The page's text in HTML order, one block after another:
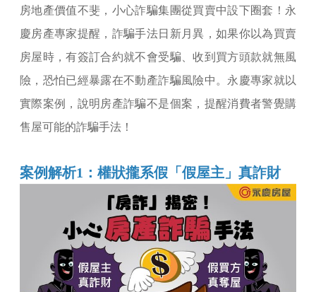
房地產價值不斐，小心詐騙集團從買賣中設下圈套！永
慶房產專家提醒，詐騙手法日新月異，如果你以為買賣
房屋時，有簽訂合約就不會受騙、收到買方頭款就無風
險，恐怕已經暴露在不動產詐騙風險中。永慶專家就以
實際案例，說明房產詐騙不是個案，提醒消費者警覺購
售屋可能的詐騙手法！
案例解析1：權狀攏系假「假屋主」真詐財